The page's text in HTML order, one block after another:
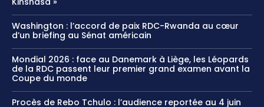
Washington : l’accord de paix RDC-Rwanda au cœur
d’un briefing au Sénat américain
Mondial 2026 : face au Danemark à Liège, les Léopards
de la RDC passent leur premier grand examen avant la
Coupe du monde
Procès de Rebo Tchulo : l’audience reportée au 4 juin